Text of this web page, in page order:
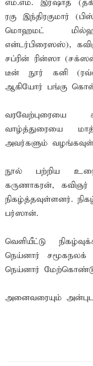
எம்.எம். இர்ஷாத்
ரகு இந்திரகுமார்
மொஹமட்
என்டர்பிரைஸஸ்),
சப்ரின் ரின்ஸா
டீன் நூர் கனி
ஆகியோர் பங்கு
வரவேற்புரையை
வாழ்த்துரையை
அவர்களும்
நூல் பற்றிய
கருணாகரன், கவிஞர்
நிகழ்த்தவுள்ளனர்.
பர்ஸான்.
வெளியீட்டு
நெய்னார்
நெய்னார் மேற்கொண்டு
அனைவரையும்